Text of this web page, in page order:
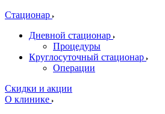
Стационар
Дневной стационар
Процедуры
Круглосуточный стационар
Операции
Скидки и акции
О клинике